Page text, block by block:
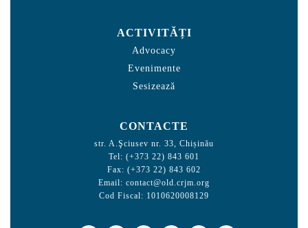
ACTIVITĂȚI
Advocacy
Evenimente
Sesizează
CONTACTE
str. A.Şciusev nr. 33, Chișinău
Tel: (+373 22) 843 601
Fax: (+373 22) 843 602
Email: contact@old.crjm.org
Cod Fiscal: 1010620008129